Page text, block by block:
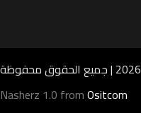
2026 | جميع الحقوق محفوظة
Nasherz 1.0 fromOsitcom